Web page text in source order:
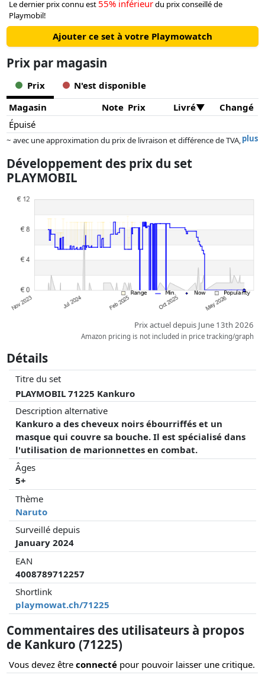
Le dernier prix connu est 55% inférieurdu prix conseillé de
Playmobil!
Ajouter ce set à votre Playmowatch
Prix ​​par magasin
Prix
N'est disponible
Magasin
Note Prix Livré
Changé
Épuisé
plus
~ avec une approximation du prix de livraison et différence de TVA,
Les prix et la disponibilité peuvent avoir changé depuis la dernière mise
à jour. L'ordre est purement basé sur le prix, la rémunération des
Développement des prix du set
PLAYMOBIL
Prix actuel depuis June 13th 2026
Amazon pricing is not included in price tracking/graph
Détails
Titre du set
PLAYMOBIL 71225 Kankuro
Description alternative
Kankuro a des cheveux noirs ébourriffés et un
masque qui couvre sa bouche. Il est spécialisé dans
l'utilisation de marionnettes en combat.
Âges
5+
Thème
Naruto
Surveillé depuis
January 2024
EAN
4008789712257
Shortlink
playmowat.ch/71225
Commentaires des utilisateurs à propos
de Kankuro (71225)
Vous devez être connecté pour pouvoir laisser une critique.